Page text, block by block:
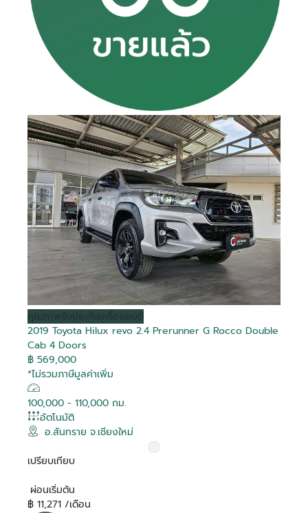
คุณภาพรับประกันเครื่องยนต์
2019 Toyota Hilux revo 2.4 Prerunner G Rocco Double
Cab 4 Doors
฿ 569,000
*ไม่รวมภาษีมูลค่าเพิ่ม
100,000 - 110,000 กม.
อัตโนมัติ
อ.สันทราย จ.เชียงใหม่
เปรียบเทียบ
ผ่อนเริ่มต้น
฿ 11,271 /เดือน